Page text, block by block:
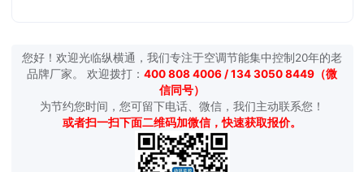
您好！欢迎光临纵横通，我们专注于空调节能集中控制20年的老
品牌厂家。 欢迎拨打： 400 808 4006 / 134 3050 8449（微
信同号）
为节约您时间，您可留下电话、微信，我们主动联系您！
或者扫一扫下面二维码加微信，快速获取报价。